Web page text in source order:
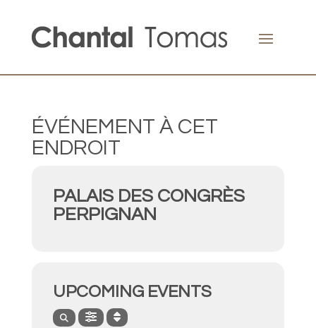
ÉVÉNEMENT À CET
ENDROIT
PALAIS DES CONGRÈS
PERPIGNAN
UPCOMING EVENTS